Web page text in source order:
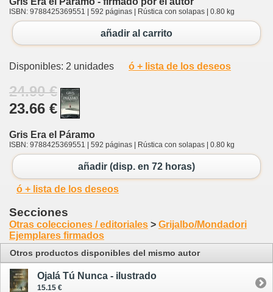
ISBN: 9788425369551 | 592 páginas | Rústica con solapas | 0.80 kg
añadir al carrito
Disponibles: 2 unidades ó + lista de los deseos
24.90 €
23.66 €
Gris Era el Páramo
ISBN: 9788425369551 | 592 páginas | Rústica con solapas | 0.80 kg
añadir (disp. en 72 horas)
ó + lista de los deseos
Secciones
Otras colecciones / editoriales > Grijalbo/Mondadori
Ejemplares firmados
Otros productos disponibles del mismo autor
Ojalá Tú Nunca - ilustrado
15.15 €